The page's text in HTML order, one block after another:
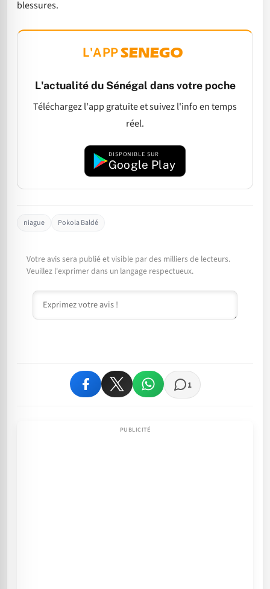
blessures.
L'APP
L'actualité du Sénégal dans votre poche
Téléchargez l'app gratuite et suivez l'info en temps
réel.
DISPONIBLE SUR
Google Play
niague Pokola Baldé
Votre avis sera publié et visible par des milliers de lecteurs.
Veuillez l'exprimer dans un langage respectueux.
Commentaire
1